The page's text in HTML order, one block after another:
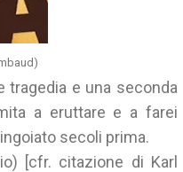
tragedia e una seconda
a eruttare e a farei
secoli prima.
[cfr. citazione di Karl